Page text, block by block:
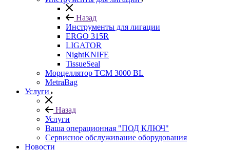
Назад
Инструменты для лигации
ERGO 315R
LIGATOR
NightKNIFE
TissueSeal
Морцеллятор ТСМ 3000 BL
MetraBag
Услуги
Назад
Услуги
Ваша операционная "ПОД КЛЮЧ"
Сервисное обслуживание оборудования
Новости